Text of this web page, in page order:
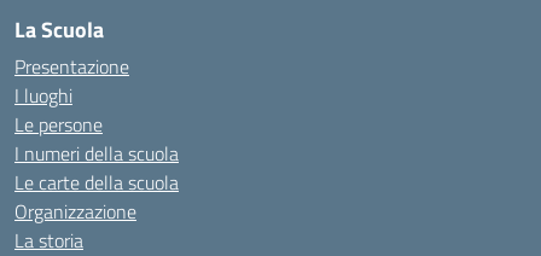
La Scuola
Presentazione
I luoghi
Le persone
I numeri della scuola
Le carte della scuola
Organizzazione
La storia